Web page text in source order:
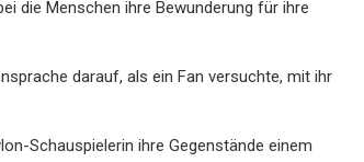
die Menschen ihre Bewunderung für ihre
darauf, als ein Fan versuchte, mit ihr
Schauspielerin ihre Gegenstände einem